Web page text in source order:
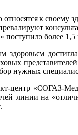
относятся к
более
здоровьем
нужных
центр «СОГАЗ-
линии на